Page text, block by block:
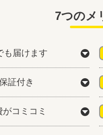
7つのメ
も届けます
証付き
コミコミ